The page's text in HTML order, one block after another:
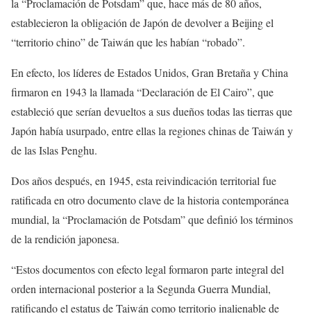
establecieron la obligación de Japón de devolver a Beijing el
“territorio chino” de Taiwán que les habían “robado”.
En efecto, los líderes de Estados Unidos, Gran Bretaña y China
firmaron en 1943 la llamada “Declaración de El Cairo”, que
estableció que serían devueltos a sus dueños todas las tierras que
Japón había usurpado, entre ellas la regiones chinas de Taiwán y
de las Islas Penghu.
Dos años después, en 1945, esta reivindicación territorial fue
ratificada en otro documento clave de la historia contemporánea
mundial, la “Proclamación de Potsdam” que definió los términos
de la rendición japonesa.
“Estos documentos con efecto legal formaron parte integral del
orden internacional posterior a la Segunda Guerra Mundial,
ratificando el estatus de Taiwán como territorio inalienable de